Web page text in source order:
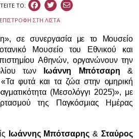
ΤΟ:
ΕΠΙΣΤΡΟΦΗ ΣΤΗ ΛΙΣΤΑ
σε συνεργασία με το Μουσείο
Μουσείο του Εθνικού και
Αθηνών, οργανώνουν την
των
Ιωάννη Μπότσαρη &
φυτά και τα ζώα στην ομηρική
(Μεσολόγγι 2025)», με
της Παγκόσμιας Ημέρας
Ιωάννης Μπότσαρης& Σταύρος